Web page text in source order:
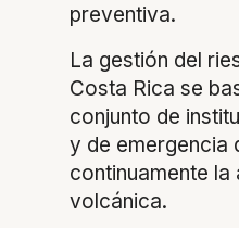
preventiva.
La gestión del
Costa Rica se
conjunto de
y de emergencia
continuamente
volcánica.